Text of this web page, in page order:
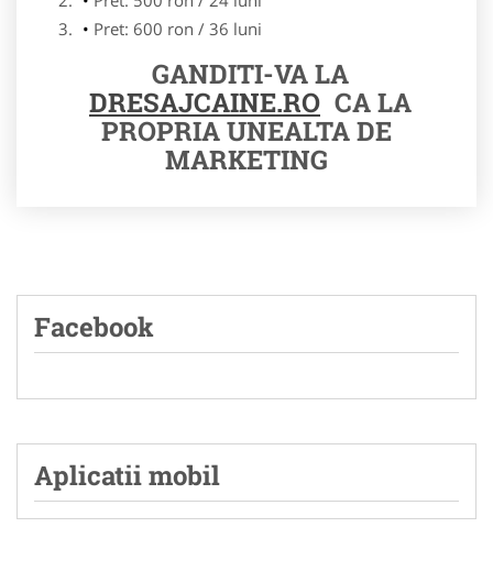
Pret: 600 ron / 36 luni
GANDITI-VA LA
DRESAJCAINE.RO CA LA
PROPRIA UNEALTA DE
MARKETING
Facebook
Aplicatii mobil